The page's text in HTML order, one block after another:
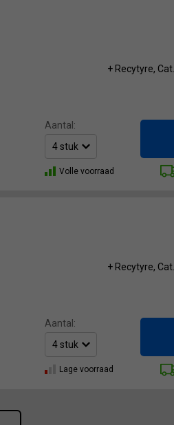
+ Recytyre,
Aantal:
Volle voorraad
+ Recytyre,
Aantal:
Lage voorraad